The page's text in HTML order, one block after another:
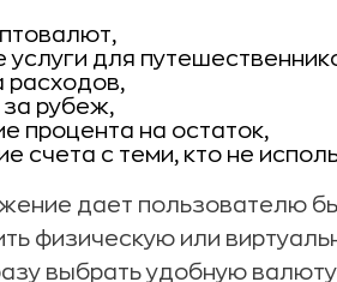
услуги для
расходов,
рубеж,
процента на остаток,
счета с теми, кто не
дает пользователю
физическую или
выбрать удобную